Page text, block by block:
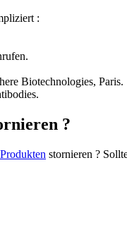
:
Biotechnologies, Paris.
?
stornieren ?